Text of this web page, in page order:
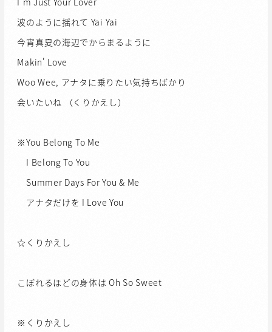
波のように揺れて Yai Yai
今宵真夏の海辺でからまるように
Makin' Love
Woo Wee, アナタに乗りたい気持ちばかり
会いたいね （くりかえし）
※You Belong To Me
I Belong To You
Summer Days For You & Me
アナタだけを I Love You
☆くりかえし
こぼれるほどの身体は Oh So Sweet
※くりかえし